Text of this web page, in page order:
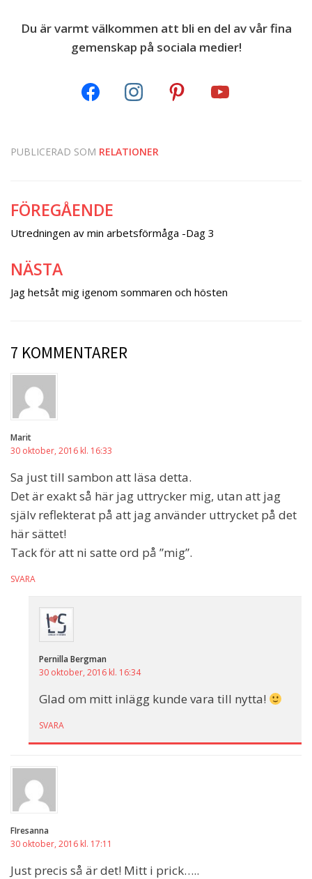
Du är varmt välkommen att bli en del av vår fina
gemenskap på sociala medier!
PUBLICERAD SOM RELATIONER
Inläggsnavigering
FÖREGÅENDE
Utredningen av min arbetsförmåga -Dag 3
NÄSTA
Jag hetsåt mig igenom sommaren och hösten
7 KOMMENTARER
Marit
30 oktober, 2016 kl. 16:33
Sa just till sambon att läsa detta.
Det är exakt så här jag uttrycker mig, utan att jag
själv reflekterat på att jag använder uttrycket på det
här sättet!
Tack för att ni satte ord på ”mig”.
SVARA
Pernilla Bergman
30 oktober, 2016 kl. 16:34
Glad om mitt inlägg kunde vara till nytta!
SVARA
FIresanna
30 oktober, 2016 kl. 17:11
Just precis så är det! Mitt i prick…..